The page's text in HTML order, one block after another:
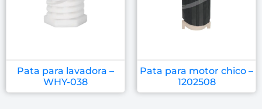
Pata para lavadora –
WHY-038
Pata para motor chico –
1202508